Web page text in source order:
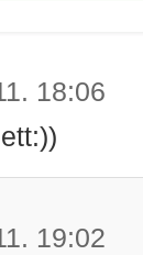
18:06
19:02